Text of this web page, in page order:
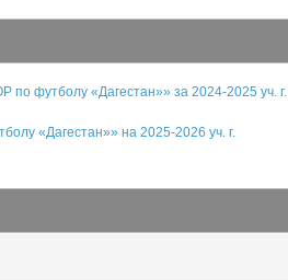
футболу «Дагестан»» за 2024-2025 уч. г.
«Дагестан»» на 2025-2026 уч. г.